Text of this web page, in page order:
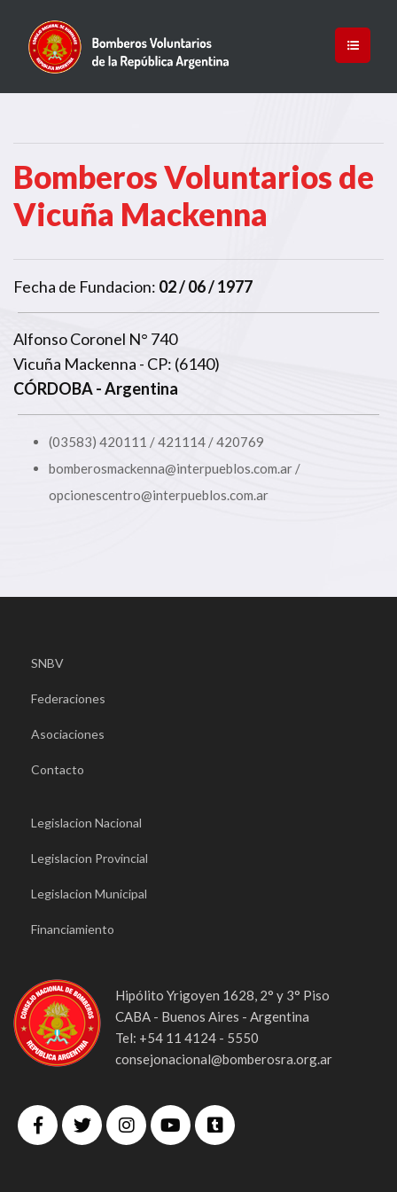
Bomberos Voluntarios de
Vicuña Mackenna
Fecha de Fundacion: 02 / 06 / 1977
Alfonso Coronel N° 740
Vicuña Mackenna - CP: (6140)
CÓRDOBA- Argentina
(03583) 420111 / 421114 / 420769
bomberosmackenna@interpueblos.com.ar /
opcionescentro@interpueblos.com.ar
SNBV
Federaciones
Asociaciones
Contacto
Legislacion Nacional
Legislacion Provincial
Legislacion Municipal
Financiamiento
Hipólito Yrigoyen 1628, 2° y 3° Piso
CABA - Buenos Aires - Argentina
Tel: +54 11 4124 - 5550
consejonacional@bomberosra.org.ar